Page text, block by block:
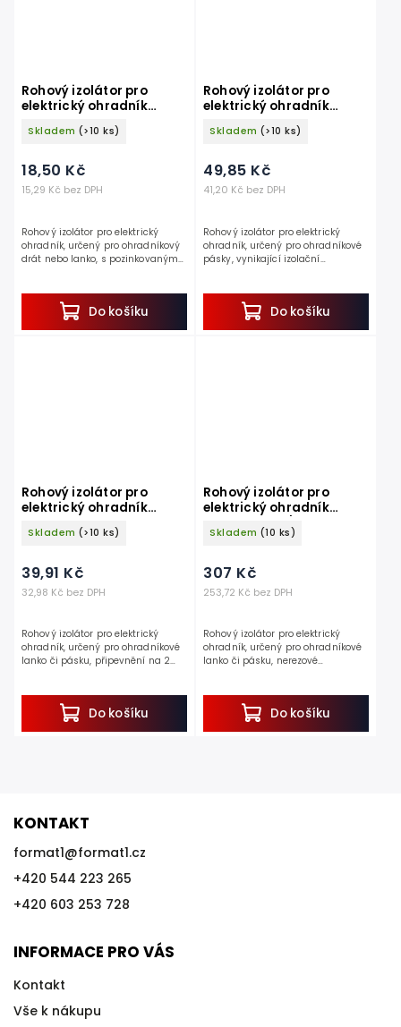
Rohový izolátor pro
elektrický ohradník
KERBL 44330, s vrutem, Ø
7 mm
Skladem (>10 ks)
15,29 Kč bez DPH
18,50 Kč
Do košíku
Rohový izolátor pro elektrický
ohradník, určený pro ohradníkový
drát nebo lanko, s pozinkovaným
elektrického...
Rohový izolátor pro
elektrický ohradník
KERBL 44347, na pásku,
na 2 vruty
Skladem (>10 ks)
41,20 Kč bez DPH
49,85 Kč
Do košíku
Rohový izolátor pro elektrický
ohradník, určený pro ohradníkové
pásky, vynikající izolační
pomocníka pro...
Rohový izolátor pro
elektrický ohradník
KERBL 44350 PROFI, na 2
vruty
Skladem (>10 ks)
32,98 Kč bez DPH
39,91 Kč
Do košíku
Rohový izolátor pro elektrický
ohradník, určený pro ohradníkové
lanko či pásku, připevnění na 2
Rohový izolátor pro
elektrický ohradník
KERBL 44355/046, na 2
vruty, 4ks v balení
Skladem (10 ks)
253,72 Kč bez DPH
307 Kč
Do košíku
Rohový izolátor pro elektrický
ohradník, určený pro ohradníkové
lanko či pásku, nerezové
vytvoření...
KONTAKT
format1@format1.cz
+420 544 223 265
+420 603 253 728
INFORMACE PRO VÁS
Kontakt
Vše k nákupu